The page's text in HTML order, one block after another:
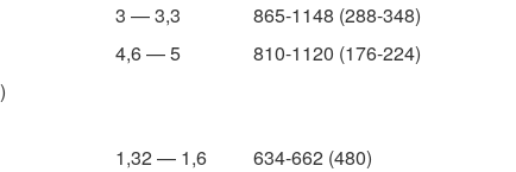
3 — 3,3 865-1148 (288-348)
4,6 — 5 810-1120 (176-224)
1,32 — 1,6 634-662 (480)